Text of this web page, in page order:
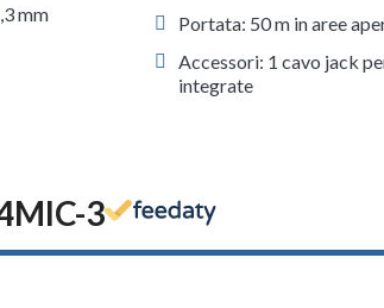
mm
Portata: 50 m in aree
Accessori: 1 cavo jack
integrate
3